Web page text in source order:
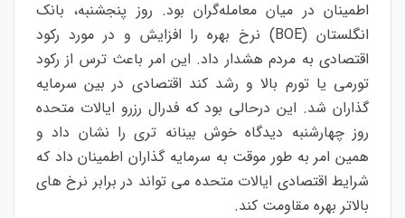
اطمینان در میان معامله‌گران بود. روز پنجشنبه، بانک
انگلستان (BOE) نرخ بهره را افزایش و در مورد رکود
اقتصادی به مردم هشدار داد. این امر باعث ترس از رکود
تورمی یا تورم بالا و رشد کند اقتصادی در بین سرمایه
گذاران شد. این درحالی بود که فدرال رزرو ایالات متحده
روز چهارشنبه دیدگاه خوش بینانه تری را نشان داد و
همین امر به طور موقت به سرمایه گذاران اطمینان داد که
شرایط اقتصادی ایالات متحده می تواند در برابر نرخ های
بالاتر بهره مقاومت کند.